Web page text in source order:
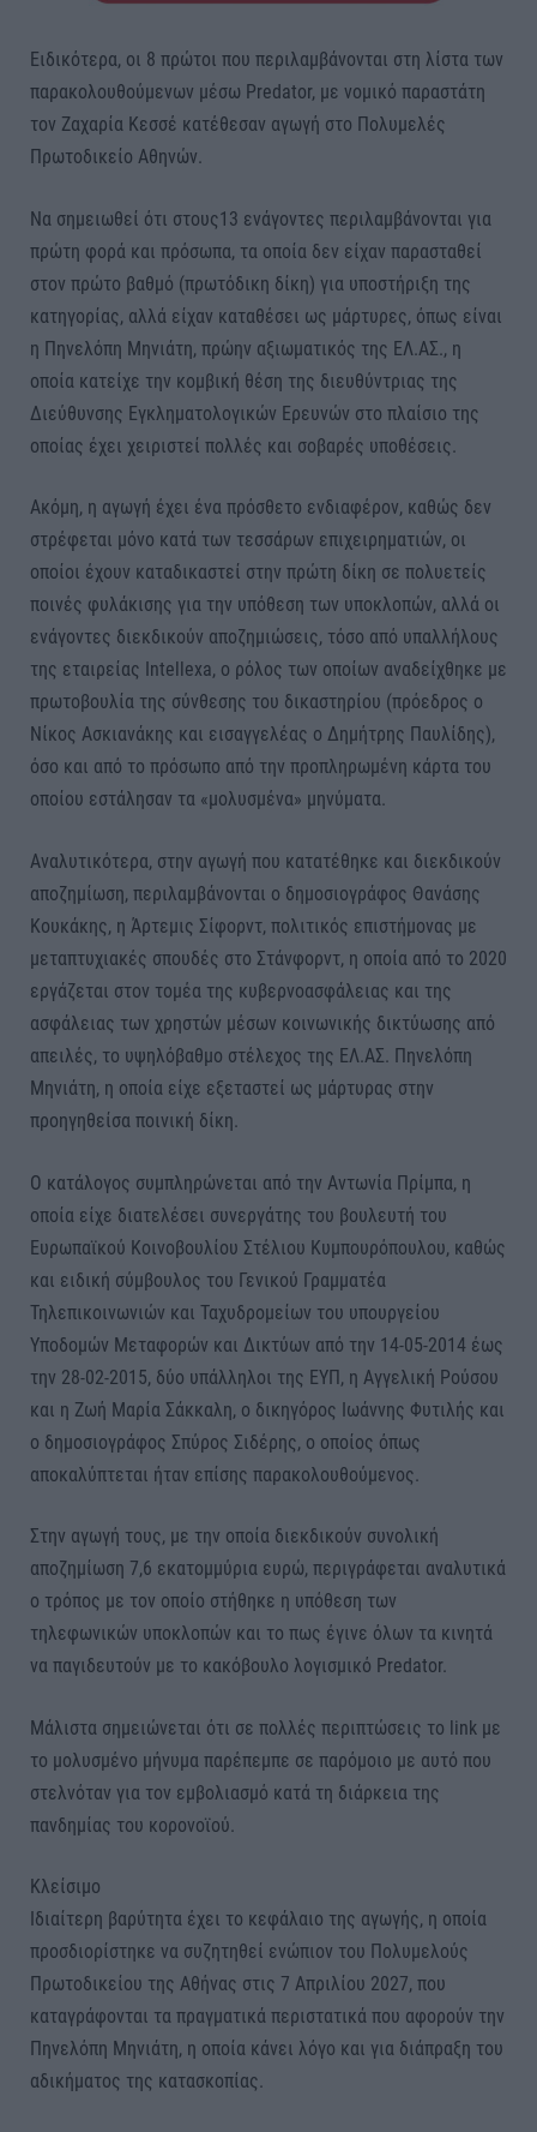
Ειδικότερα, οι 8 πρώτοι που περιλαμβάνονται στη λίστα των
παρακολουθούμενων μέσω Predator, με νομικό παραστάτη
τον Ζαχαρία Κεσσέ κατέθεσαν αγωγή στο Πολυμελές
Πρωτοδικείο Αθηνών.
Να σημειωθεί ότι στους13 ενάγοντες περιλαμβάνονται για
πρώτη φορά και πρόσωπα, τα οποία δεν είχαν παρασταθεί
στον πρώτο βαθμό (πρωτόδικη δίκη) για υποστήριξη της
κατηγορίας, αλλά είχαν καταθέσει ως μάρτυρες, όπως είναι
η Πηνελόπη Μηνιάτη, πρώην αξιωματικός της ΕΛ.ΑΣ., η
οποία κατείχε την κομβική θέση της διευθύντριας της
Διεύθυνσης Εγκληματολογικών Ερευνών στο πλαίσιο της
οποίας έχει χειριστεί πολλές και σοβαρές υποθέσεις.
Ακόμη, η αγωγή έχει ένα πρόσθετο ενδιαφέρον, καθώς δεν
στρέφεται μόνο κατά των τεσσάρων επιχειρηματιών, οι
οποίοι έχουν καταδικαστεί στην πρώτη δίκη σε πολυετείς
ποινές φυλάκισης για την υπόθεση των υποκλοπών, αλλά οι
ενάγοντες διεκδικούν αποζημιώσεις, τόσο από υπαλλήλους
της εταιρείας Intellexa, ο ρόλος των οποίων αναδείχθηκε με
πρωτοβουλία της σύνθεσης του δικαστηρίου (πρόεδρος ο
Νίκος Ασκιανάκης και εισαγγελέας ο Δημήτρης Παυλίδης),
όσο και από το πρόσωπο από την προπληρωμένη κάρτα του
οποίου εστάλησαν τα «μολυσμένα» μηνύματα.
Αναλυτικότερα, στην αγωγή που κατατέθηκε και διεκδικούν
αποζημίωση, περιλαμβάνονται ο δημοσιογράφος Θανάσης
Κουκάκης, η Άρτεμις Σίφορντ, πολιτικός επιστήμονας με
μεταπτυχιακές σπουδές στο Στάνφορντ, η οποία από το 2020
εργάζεται στον τομέα της κυβερνοασφάλειας και της
ασφάλειας των χρηστών μέσων κοινωνικής δικτύωσης από
απειλές, το υψηλόβαθμο στέλεχος της ΕΛ.ΑΣ. Πηνελόπη
Μηνιάτη, η οποία είχε εξεταστεί ως μάρτυρας στην
προηγηθείσα ποινική δίκη.
Ο κατάλογος συμπληρώνεται από την Αντωνία Πρίμπα, η
οποία είχε διατελέσει συνεργάτης του βουλευτή του
Ευρωπαϊκού Κοινοβουλίου Στέλιου Κυμπουρόπουλου, καθώς
και ειδική σύμβουλος του Γενικού Γραμματέα
Τηλεπικοινωνιών και Ταχυδρομείων του υπουργείου
Υποδομών Μεταφορών και Δικτύων από την 14-05-2014 έως
την 28-02-2015, δύο υπάλληλοι της ΕΥΠ, η Αγγελική Ρούσου
και η Ζωή Μαρία Σάκκαλη, ο δικηγόρος Ιωάννης Φυτιλής και
ο δημοσιογράφος Σπύρος Σιδέρης, ο οποίος όπως
αποκαλύπτεται ήταν επίσης παρακολουθούμενος.
Στην αγωγή τους, με την οποία διεκδικούν συνολική
αποζημίωση 7,6 εκατομμύρια ευρώ, περιγράφεται αναλυτικά
ο τρόπος με τον οποίο στήθηκε η υπόθεση των
τηλεφωνικών υποκλοπών και το πως έγινε όλων τα κινητά
να παγιδευτούν με το κακόβουλο λογισμικό Predator.
Μάλιστα σημειώνεται ότι σε πολλές περιπτώσεις το link με
το μολυσμένο μήνυμα παρέπεμπε σε παρόμοιο με αυτό που
στελνόταν για τον εμβολιασμό κατά τη διάρκεια της
πανδημίας του κορονοϊού.
Κλείσιμο
Ιδιαίτερη βαρύτητα έχει το κεφάλαιο της αγωγής, η οποία
προσδιορίστηκε να συζητηθεί ενώπιον του Πολυμελούς
Πρωτοδικείου της Αθήνας στις 7 Απριλίου 2027, που
καταγράφονται τα πραγματικά περιστατικά που αφορούν την
Πηνελόπη Μηνιάτη, η οποία κάνει λόγο και για διάπραξη του
αδικήματος της κατασκοπίας.